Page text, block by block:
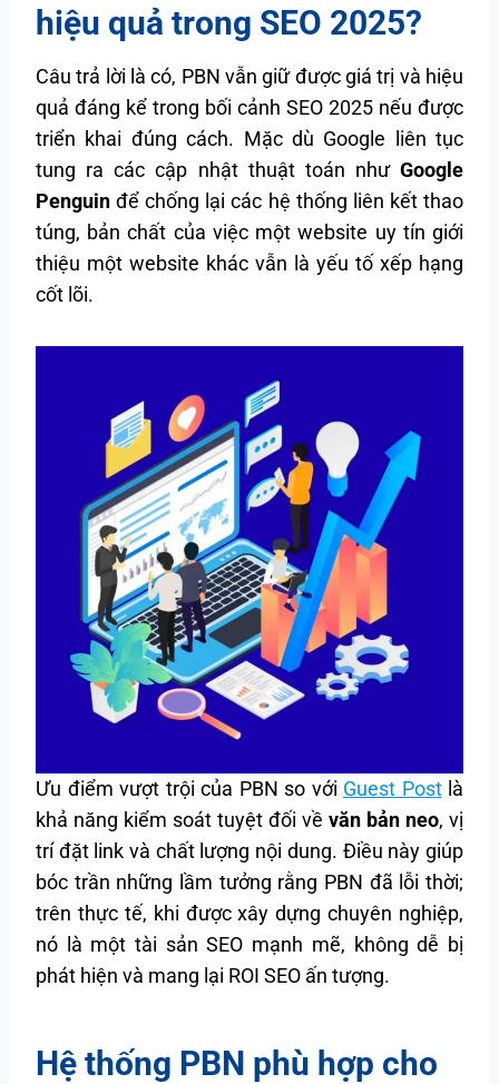
hiệu quả trong SEO 2025?
Câu trả lời là có, PBN vẫn giữ được giá trị và hiệu
quả đáng kể trong bối cảnh SEO 2025 nếu được
triển khai đúng cách. Mặc dù Google liên tục
tung ra các cập nhật thuật toán như Google
Penguin để chống lại các hệ thống liên kết thao
túng, bản chất của việc một website uy tín giới
thiệu một website khác vẫn là yếu tố xếp hạng
cốt lõi.
Ưu điểm vượt trội của PBN so với Guest Postlà
khả năng kiểm soát tuyệt đối về văn bản neo, vị
trí đặt link và chất lượng nội dung. Điều này giúp
bóc trần những lầm tưởng rằng PBN đã lỗi thời;
trên thực tế, khi được xây dựng chuyên nghiệp,
nó là một tài sản SEO mạnh mẽ, không dễ bị
phát hiện và mang lại ROI SEO ấn tượng.
Hệ thống PBN phù hợp cho